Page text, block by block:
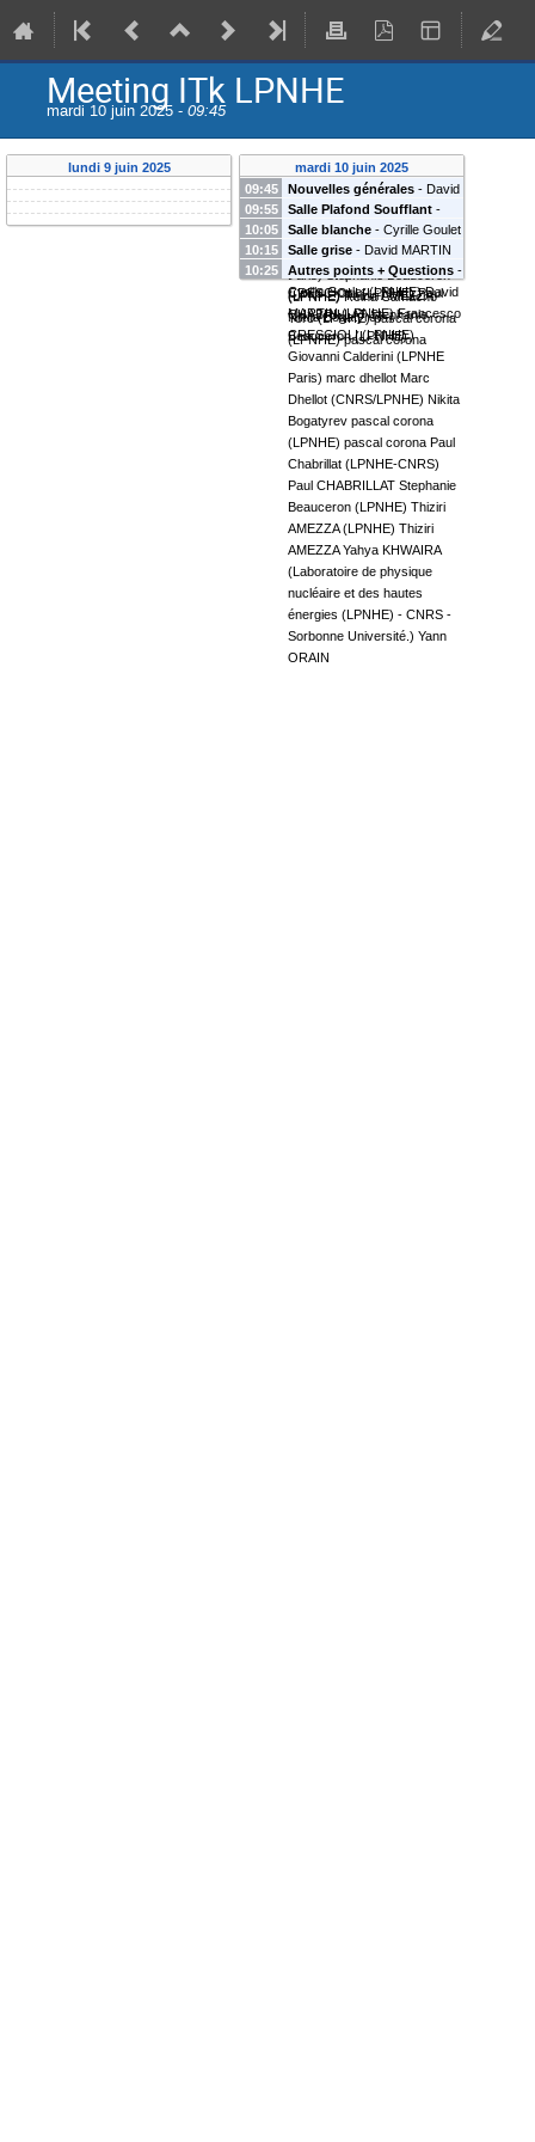
Meeting ITk LPNHE
mardi 10 juin 2025 - 09:45
lundi 9 juin 2025
mardi 10 juin 2025
09:45
Nouvelles générales - David
MARTIN (LPNHE) Francesco
CRESCIOLI (LPNHE)
Giovanni Calderini ( LPNHE
Paris) Stephanie Beauceron
(LPNHE) Reina Camacho
Toro (LPNHE) pascal corona
(LPNHE) pascal corona
09:55 Salle Plafond Soufflant -
Francesco CRESCIOLI
(LPNHE) Yann ORAIN Paul
CHABRILLAT Thiziri AMEZZA
(LPNHE) Thiziri AMEZZA
Nikita Bogatyrev
10:05 Salle blanche - Cyrille Goulet
(LPNHE) pascal corona
(LPNHE) pascal corona
10:15 Salle grise - David MARTIN
(LPNHE) Francesco
CRESCIOLI (LPNHE) Paul
CHABRILLAT Stephanie
Beauceron (LPNHE)
10:25 Autres points + Questions -
Cyrille Goulet (LPNHE) David
MARTIN (LPNHE) Francesco
CRESCIOLI (LPNHE)
Giovanni Calderini (LPNHE
Paris) marc dhellot Marc
Dhellot (CNRS/LPNHE) Nikita
Bogatyrev pascal corona
(LPNHE) pascal corona Paul
Chabrillat (LPNHE-CNRS)
Paul CHABRILLAT Stephanie
Beauceron (LPNHE) Thiziri
AMEZZA (LPNHE) Thiziri
AMEZZA Yahya KHWAIRA
(Laboratoire de physique
nucléaire et des hautes
énergies (LPNHE) - CNRS -
Sorbonne Université. ) Yann
ORAIN